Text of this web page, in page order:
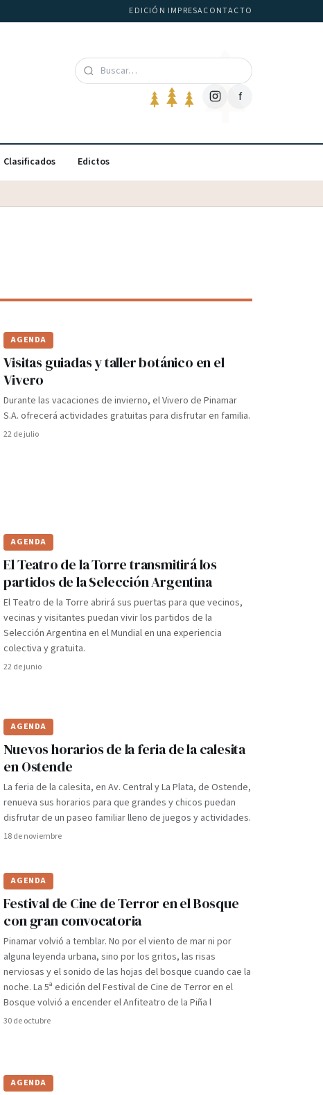
EDICIÓN IMPRESACONTACTO
f
Clasificados Edictos
AGENDA
Visitas guiadas y taller botánico en el
Vivero
Durante las vacaciones de invierno, el Vivero de Pinamar
S.A. ofrecerá actividades gratuitas para disfrutar en familia.
22 de julio
AGENDA
El Teatro de la Torre transmitirá los
partidos de la Selección Argentina
El Teatro de la Torre abrirá sus puertas para que vecinos,
vecinas y visitantes puedan vivir los partidos de la
Selección Argentina en el Mundial en una experiencia
colectiva y gratuita.
22 de junio
AGENDA
Nuevos horarios de la feria de la calesita
en Ostende
La feria de la calesita, en Av. Central y La Plata, de Ostende,
renueva sus horarios para que grandes y chicos puedan
disfrutar de un paseo familiar lleno de juegos y actividades.
18 de noviembre
AGENDA
Festival de Cine de Terror en el Bosque
con gran convocatoria
Pinamar volvió a temblar. No por el viento de mar ni por
alguna leyenda urbana, sino por los gritos, las risas
nerviosas y el sonido de las hojas del bosque cuando cae la
noche. La 5ª edición del Festival de Cine de Terror en el
Bosque volvió a encender el Anfiteatro de la Piña l
30 de octubre
AGENDA